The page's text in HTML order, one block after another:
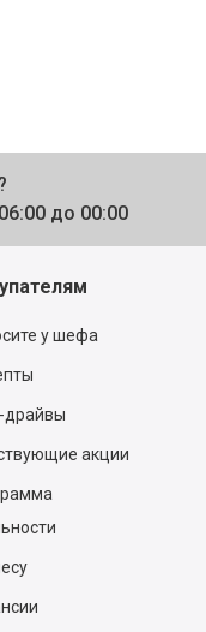
до 00:00
у шефа
драйвы
акции